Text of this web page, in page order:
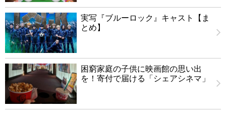
実写『ブルーロック』キャスト【ま
とめ】
困窮家庭の子供に映画館の思い出
を！寄付で届ける「シェアシネマ」